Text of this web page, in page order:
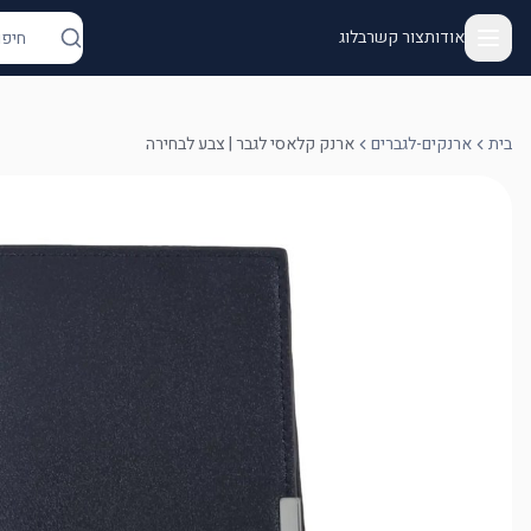
אודותצור קשרבלוג
בית ארנקים-לגברים ארנק קלאסי לגבר | צבע לבחירה